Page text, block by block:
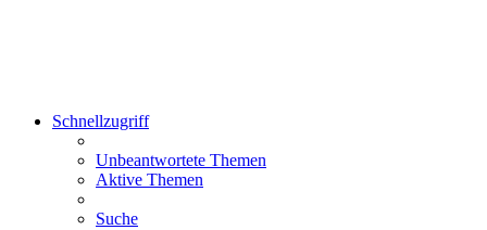
Schnellzugriff
Unbeantwortete Themen
Aktive Themen
Suche